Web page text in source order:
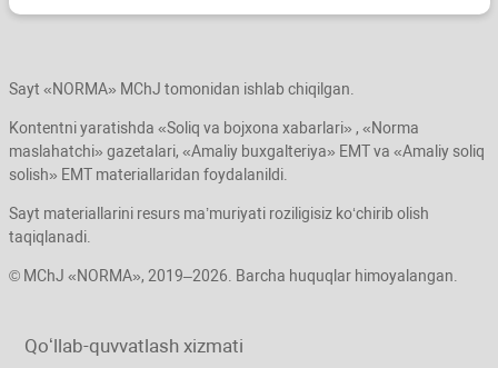
Sayt «NORMA» MChJ tomonidan ishlab chiqilgan.
Kontentni yaratishda «Soliq va bojхona хabarlari» , «Norma
maslahatchi» gazetalari, «Amaliy buхgalteriya» EMT va «Amaliy soliq
solish» EMT materiallaridan foydalanildi.
Sayt materiallarini resurs ma’muriyati roziligisiz koʻchirib olish
taqiqlanadi.
© MChJ «NORMA», 2019–2026. Barcha huquqlar himoyalangan.
Qoʻllab-quvvatlash хizmati